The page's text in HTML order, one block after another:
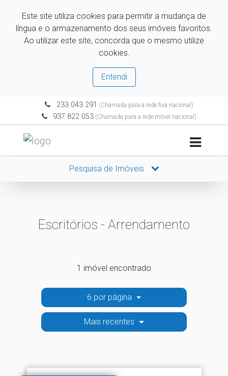
Este site utiliza cookies para permitir a mudança de
língua e o armazenamento dos seus imóveis favoritos.
Ao utilizar este site, concorda que o mesmo utilize
cookies.
Entendi
233 043 291 (Chamada para a rede fixa nacional)
937 822 053 (Chamada para a rede móvel nacional)
Pesquisa de Imóveis
Escritórios - Arrendamento
1 imóvel encontrado
6 por página
Mais recentes